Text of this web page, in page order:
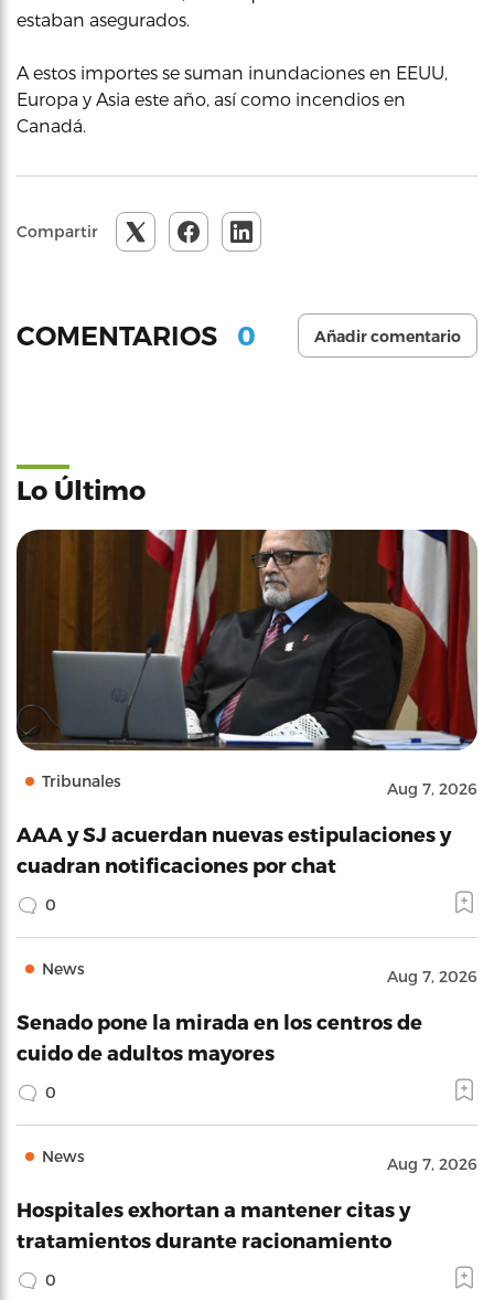
estaban asegurados.
A estos importes se suman inundaciones en EEUU,
Europa y Asia este año, así como incendios en
Canadá.
Compartir
COMENTARIOS 0 Añadir comentario
Lo Último
Tribunales Aug 7, 2026
AAA y SJ acuerdan nuevas estipulaciones y
cuadran notificaciones por chat
0
News Aug 7, 2026
Senado pone la mirada en los centros de
cuido de adultos mayores
0
News Aug 7, 2026
Hospitales exhortan a mantener citas y
tratamientos durante racionamiento
0